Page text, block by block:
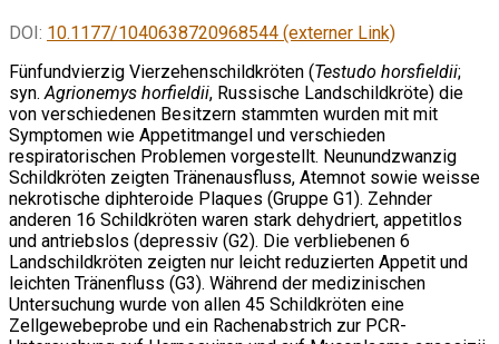
DOI: 10.1177/1040638720968544 (externer Link)
Fünfundvierzig Vierzehenschildkröten (Testudo horsfieldii;
syn.Agrionemys horfieldii, Russische Landschildkröte) die
von verschiedenen Besitzern stammten wurden mit mit
Symptomen wie Appetitmangel und verschieden
respiratorischen Problemen vorgestellt. Neunundzwanzig
Schildkröten zeigten Tränenausfluss, Atemnot sowie weisse
nekrotische diphteroide Plaques (Gruppe G1). Zehnder
anderen 16 Schildkröten waren stark dehydriert, appetitlos
und antriebslos (depressiv (G2). Die verbliebenen 6
Landschildkröten zeigten nur leicht reduzierten Appetit und
leichten Tränenfluss (G3). Während der medizinischen
Untersuchung wurde von allen 45 Schildkröten eine
Zellgewebeprobe und ein Rachenabstrich zur PCR-